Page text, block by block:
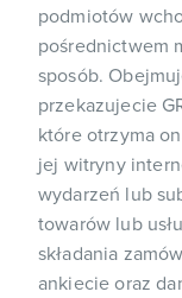
podmiotów
pośrednictwem
sposób.
przekazujecie
które otrzyma
jej witryny
wydarzeń lub
towarów lub
składania
ankiecie oraz